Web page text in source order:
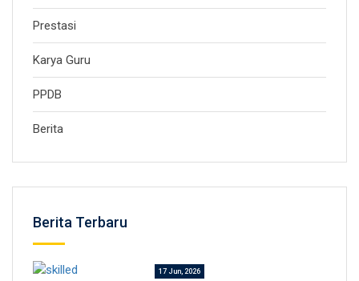
Prestasi
Karya Guru
PPDB
Berita
Berita Terbaru
17 Jun, 2026